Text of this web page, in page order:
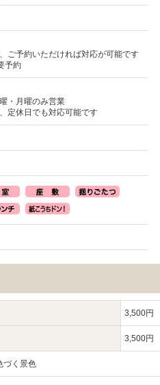
ご予約いただければ対応が可能です
予約
・月曜のみ営業
定休日でも対応可能です
3,500円
3,500円
づく景色